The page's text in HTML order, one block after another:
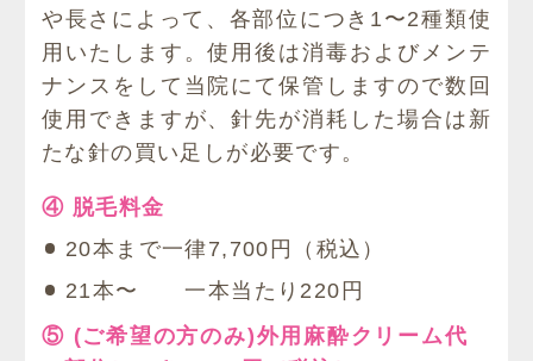
や長さによって、各部位につき1〜2種類使
用いたします。使用後は消毒およびメンテ
ナンスをして当院にて保管しますので数回
使用できますが、針先が消耗した場合は新
たな針の買い足しが必要です。
④ 脱毛料金
20本まで一律7,700円（税込）
21本〜 一本当たり220円
⑤ (ご希望の方のみ)外用麻酔クリーム代